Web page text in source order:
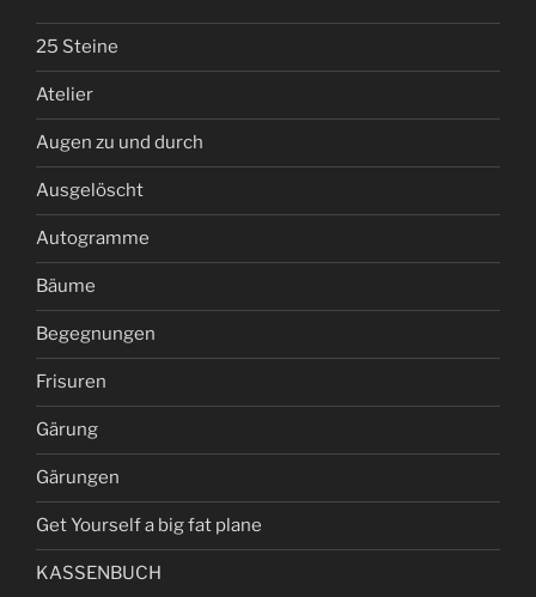
25 Steine
Atelier
Augen zu und durch
Ausgelöscht
Autogramme
Bäume
Begegnungen
Frisuren
Gärung
Gärungen
Get Yourself a big fat plane
KASSENBUCH